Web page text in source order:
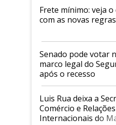
Frete mínimo: veja o
com as novas regras
Senado pode votar
marco legal do
após o recesso
Luis Rua deixa a
Comércio e Relações
Internacionais do